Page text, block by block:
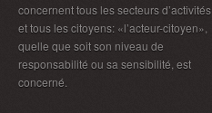
concernent tous les secteurs d’activités
et tous les citoyens: «l’acteur-citoyen»,
quelle que soit son niveau de
responsabilité ou sa sensibilité, est
concerné.